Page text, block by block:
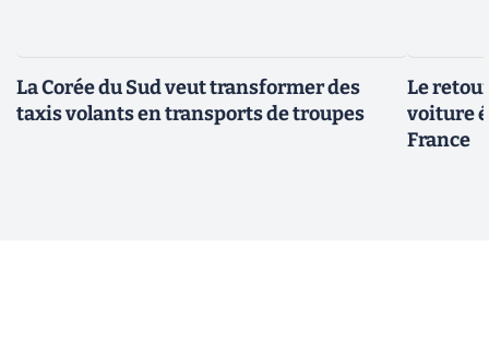
La Corée du Sud veut transformer des
taxis volants en transports de troupes
Le
voiture
France